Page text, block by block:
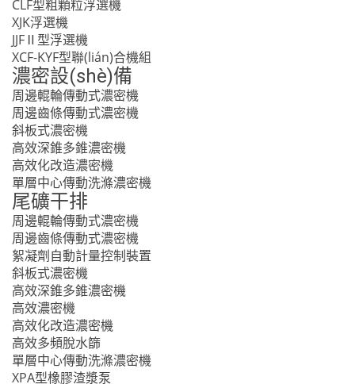
CLF型粗顆粒浮選機
XJK浮選機
JJFⅡ型浮選機
XCF-KYF型聯(lián)合機組
濃密設(shè)備
周邊輥輪傳動式濃密機
周邊齒條傳動式濃密機
斜板式濃密機
高效深錐多錐濃密機
高效化改造濃密機
單層中心傳動洗滌濃密機
尾礦干排
周邊輥輪傳動式濃密機
周邊齒條傳動式濃密機
絮凝劑自動計量控制裝置
斜板式濃密機
高效深錐多錐濃密機
高效濃密機
高效化改造濃密機
高效多頻脫水篩
單層中心傳動洗滌濃密機
XPA型橡膠渣漿泵